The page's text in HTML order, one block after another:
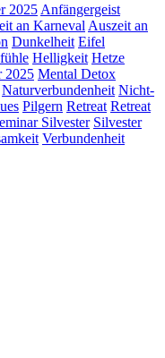
2025 Anfängergeist
an Karneval Auszeit an
Dunkelheit Eifel
Helligkeit Hetze
2025 Mental Detox
Naturverbundenheit Nicht-
Pilgern Retreat Retreat
Silvester Silvester
Verbundenheit